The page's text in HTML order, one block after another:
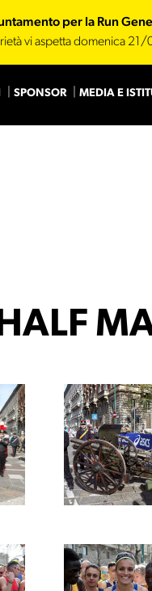
per la Run
vi aspetta domenica
SPONSOR MEDIA E